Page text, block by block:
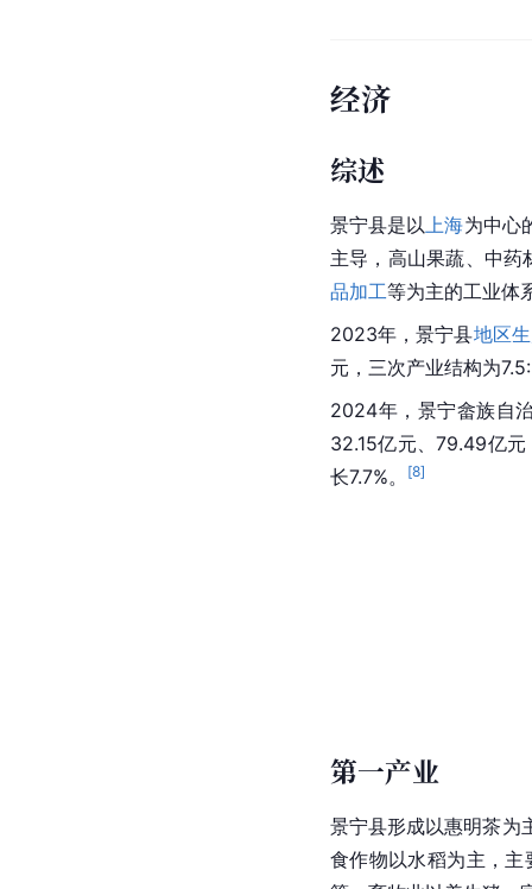
经济
综述
景宁县是以 上海为中心
主导，高山果蔬、中药
品加工等为主的工业体
2023年，景宁县地区
元，三次产业结构为
2024年，景宁畲族自
32.15亿元、79.49亿元
长7.7%。
[8]
第一产业
景宁县形成以惠明茶为
食作物以水稻为主，主